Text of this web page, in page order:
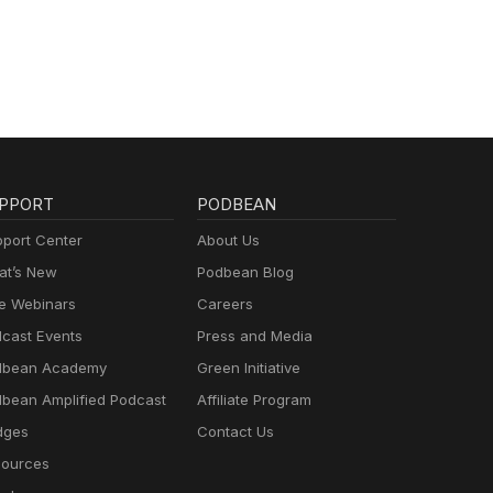
Center
New
Webinars
Events
Academy
Amplified Podcast
PODBEAN
About Us
Podbean Blog
Careers
Press and Media
Green Initiative
Affiliate Program
Contact Us